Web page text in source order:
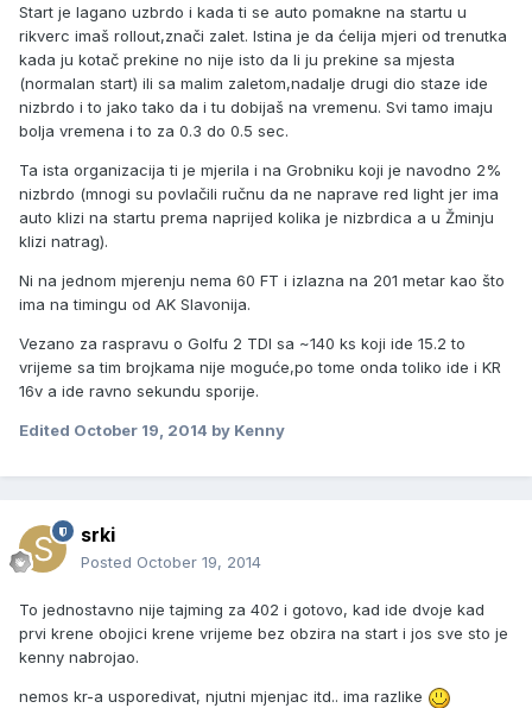
Start je lagano uzbrdo i kada ti se auto pomakne na startu u
rikverc imaš rollout,znači zalet. Istina je da ćelija mjeri od trenutka
kada ju kotač prekine no nije isto da li ju prekine sa mjesta
(normalan start) ili sa malim zaletom,nadalje drugi dio staze ide
nizbrdo i to jako tako da i tu dobijaš na vremenu. Svi tamo imaju
bolja vremena i to za 0.3 do 0.5 sec.
Ta ista organizacija ti je mjerila i na Grobniku koji je navodno 2%
nizbrdo (mnogi su povlačili ručnu da ne naprave red light jer ima
auto klizi na startu prema naprijed kolika je nizbrdica a u Žminju
klizi natrag).
Ni na jednom mjerenju nema 60 FT i izlazna na 201 metar kao što
ima na timingu od AK Slavonija.
Vezano za raspravu o Golfu 2 TDI sa ~140 ks koji ide 15.2 to
vrijeme sa tim brojkama nije moguće,po tome onda toliko ide i KR
16v a ide ravno sekundu sporije.
Edited October 19, 2014 by Kenny
srki
Posted October 19, 2014
To jednostavno nije tajming za 402 i gotovo, kad ide dvoje kad
prvi krene obojici krene vrijeme bez obzira na start i jos sve sto je
kenny nabrojao.
nemos kr-a usporedivat, njutni mjenjac itd.. ima razlike